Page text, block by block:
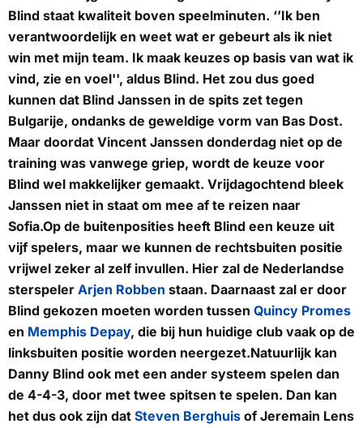
Blind staat kwaliteit boven speelminuten. ‘’Ik ben
verantwoordelijk en weet wat er gebeurt als ik niet
win met mijn team. Ik maak keuzes op basis van wat ik
vind, zie en voel'', aldus Blind. Het zou dus goed
kunnen dat Blind Janssen in de spits zet tegen
Bulgarije, ondanks de geweldige vorm van Bas Dost.
Maar doordat Vincent Janssen donderdag niet op de
training was vanwege griep, wordt de keuze voor
Blind wel makkelijker gemaakt. Vrijdagochtend bleek
Janssen niet in staat om mee af te reizen naar
Sofia.Op de buitenposities heeft Blind een keuze uit
vijf spelers, maar we kunnen de rechtsbuiten positie
vrijwel zeker al zelf invullen. Hier zal de Nederlandse
sterspeler Arjen Robben staan. Daarnaast zal er door
Blind gekozen moeten worden tussen Quincy Promes
en Memphis Depay, die bij hun huidige club vaak op de
linksbuiten positie worden neergezet.Natuurlijk kan
Danny Blind ook met een ander systeem spelen dan
de 4-4-3, door met twee spitsen te spelen. Dan kan
het dus ook zijn dat Steven Berghuis of Jeremain Lens